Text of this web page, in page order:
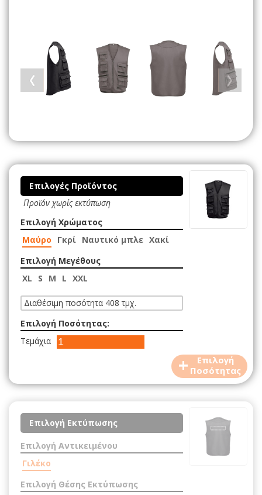
Επιλογές Προϊόντος
Προϊόν χωρίς εκτύπωση
+
Επιλογή
Ποσότητας
Επιλογή Χρώματος
Μαύρο
Γκρί Ναυτικό μπλε Χακί
Επιλογή Μεγέθους
XL
S M L XXL
Διαθέσιμη ποσότητα 408 τμχ.
Επιλογή Ποσότητας:
Τεμάχια
Επιλογή Εκτύπωσης
Επιλογή Αντικειμένου
Γιλέκο
Επιλογή Θέσης Εκτύπωσης